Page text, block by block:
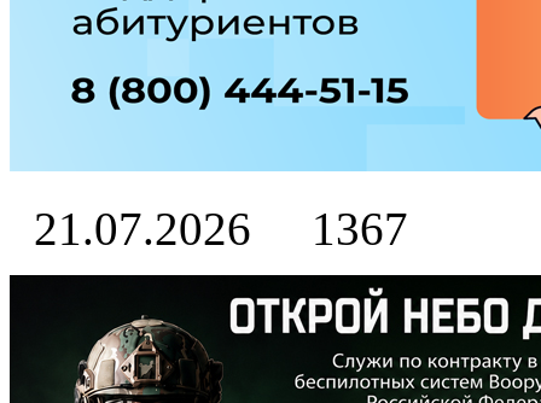
21.07.2026 1367